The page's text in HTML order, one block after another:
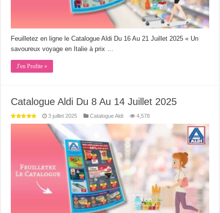
Feuilletez en ligne le Catalogue Aldi Du 16 Au 21 Juillet 2025 « Un
savoureux voyage en Italie à prix …
J'en Profite »
Catalogue Aldi Du 8 Au 14 Juillet 2025
3 juillet 2025 Catalogue Aldi 4,578